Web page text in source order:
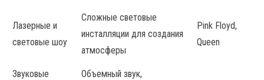
Лазерные и
световые шоу
Сложные световые
инсталляции для создания
атмосферы
Pink Floyd,
Queen
Звуковые
Объемный звук,